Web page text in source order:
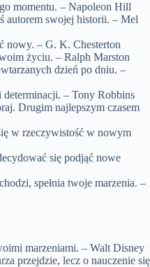
momentu. – Napoleon Hill
autorem swojej historii. – Mel
nowy. – G. K. Chesterton
życiu. – Ralph Marston
dzień po dniu. –
determinacji. – Tony Robbins
Drugim najlepszym czasem
w rzeczywistość w nowym
się podjąć nowe
spełnia twoje marzenia. –
marzeniami. – Walt Disney
przejdzie, lecz o nauczenie się